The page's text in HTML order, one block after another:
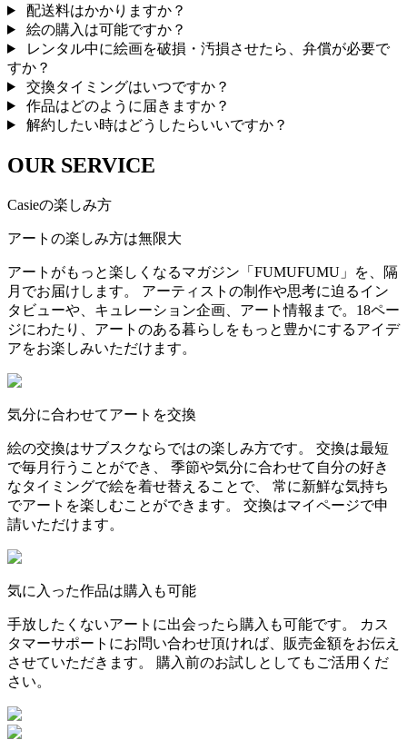
配送料はかかりますか？
絵の購入は可能ですか？
レンタル中に絵画を破損・汚損させたら、弁償が必要で
すか？
交換タイミングはいつですか？
作品はどのように届きますか？
解約したい時はどうしたらいいですか？
OUR SERVICE
Casieの楽しみ方
アートの楽しみ方は無限大
アートがもっと楽しくなるマガジン「FUMUFUMU」を、隔
月でお届けします。 アーティストの制作や思考に迫るイン
タビューや、キュレーション企画、アート情報まで。18ペー
ジにわたり、アートのある暮らしをもっと豊かにするアイデ
アをお楽しみいただけます。
気分に合わせてアートを交換
絵の交換はサブスクならではの楽しみ方です。 交換は最短
で毎月行うことができ、 季節や気分に合わせて自分の好き
なタイミングで絵を着せ替えることで、 常に新鮮な気持ち
でアートを楽しむことができます。 交換はマイページで申
請いただけます。
気に入った作品は購入も可能
手放したくないアートに出会ったら購入も可能です。 カス
タマーサポートにお問い合わせ頂ければ、販売金額をお伝え
させていただきます。 購入前のお試しとしてもご活用くだ
さい。